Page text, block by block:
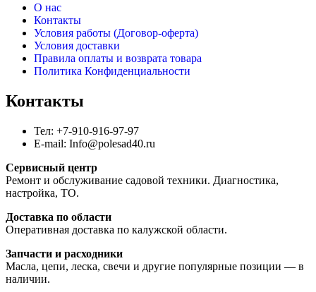
О нас
Контакты
Условия работы (Договор-оферта)
Условия доставки
Правила оплаты и возврата товара
Политика Конфиденциальности
Контакты
Тел: +7-910-916-97-97
E-mail: Info@polesad40.ru
Сервисный центр
Ремонт и обслуживание садовой техники. Диагностика,
настройка, ТО.
Доставка по области
Оперативная доставка по калужской области.
Запчасти и расходники
Масла, цепи, леска, свечи и другие популярные позиции — в
наличии.